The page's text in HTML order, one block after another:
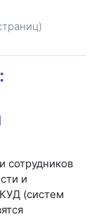
сотрудников
и
(систем